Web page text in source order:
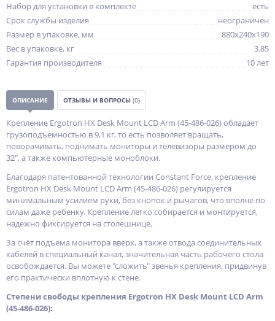
Набор для установки в комплекте
есть
Срок службы изделия
неограничен
Размер в упаковке, мм
880x240x190
Вес в упаковке, кг
3.85
Гарантия производителя
10 лет
ОПИСАНИЕ ОТЗЫВЫ И ВОПРОСЫ (0)
Крепление Ergotron HX Desk Mount LCD Arm (45-486-026) обладает
грузоподъемностью в 9,1 кг, то есть позволяет вращать,
поворачивать, поднимать мониторы и телевизоры размером до
32", а также компьютерные моноблоки.
Благодаря патентованной технологии Constant Force, крепление
Ergotron HX Desk Mount LCD Arm (45-486-026) регулируется
минимальным усилием руки, без кнопок и рычагов, что вполне по
силам даже ребенку. Крепление легко собирается и монтируется,
надежно фиксируется на столешнице.
За счёт подъема монитора вверх, а также отвода соединительных
кабелей в специальный канал, значительная часть рабочего стола
освобождается. Вы можете "сложить" звенья крепления, придвинув
его практически вплотную к стене.
Степени свободы крепления Ergotron HX Desk Mount LCD Arm
(45-486-026):